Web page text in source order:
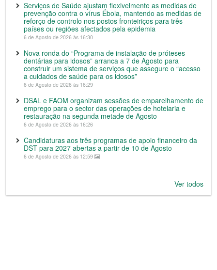
Serviços de Saúde ajustam flexivelmente as medidas de
prevenção contra o vírus Ébola, mantendo as medidas de
reforço de controlo nos postos fronteiriços para três
países ou regiões afectados pela epidemia
6 de Agosto de 2026 às 16:30
Nova ronda do “Programa de instalação de próteses
dentárias para idosos” arranca a 7 de Agosto para
construir um sistema de serviços que assegure o “acesso
a cuidados de saúde para os idosos”
6 de Agosto de 2026 às 16:29
DSAL e FAOM organizam sessões de emparelhamento de
emprego para o sector das operações de hotelaria e
restauração na segunda metade de Agosto
6 de Agosto de 2026 às 16:26
Candidaturas aos três programas de apoio financeiro da
DST para 2027 abertas a partir de 10 de Agosto
6 de Agosto de 2026 às 12:59
Ver todos